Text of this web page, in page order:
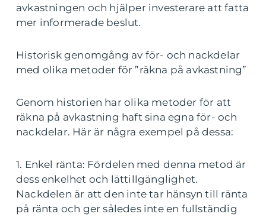
avkastningen och hjälper investerare att fatta
mer informerade beslut.
Historisk genomgång av för- och nackdelar
med olika metoder för ”räkna på avkastning”
Genom historien har olika metoder för att
räkna på avkastning haft sina egna för- och
nackdelar. Här är några exempel på dessa:
1. Enkel ränta: Fördelen med denna metod är
dess enkelhet och lättillgänglighet.
Nackdelen är att den inte tar hänsyn till ränta
på ränta och ger således inte en fullständig